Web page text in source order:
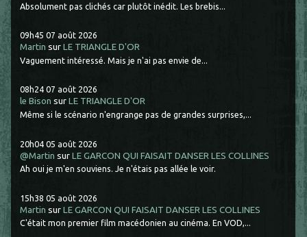
Absolument pas clichés car plutôt inédit. Les brebis...
09h45 07 août 2026
Martin surLE TRIANGLE D'OR
Vaguement intéressé. Mais je n'ai pas envie de...
08h24 07 août 2026
le Bison surLE TRIANGLE D'OR
Même si le scénario n'engrange pas de grandes surprises,...
20h04 05 août 2026
@Martin surLE GARCON QUI FAISAIT DANSER LES COLLINES
Ah oui je m'en souviens. Je n'étais pas allée le voir.
15h38 05 août 2026
Martin surLE GARCON QUI FAISAIT DANSER LES COLLINES
C'était mon premier film macédonien au cinéma. En VOD,...